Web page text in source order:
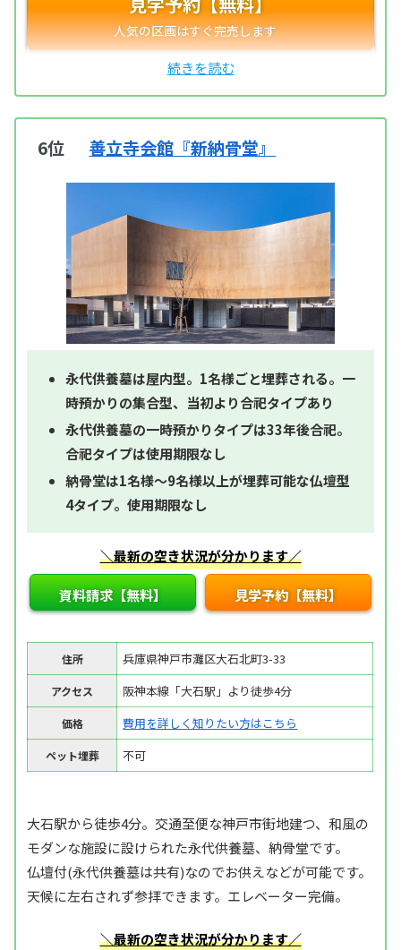
6位 善立寺会館『新納骨堂』
永代供養墓は屋内型。1名様ごと埋葬される。一
時預かりの集合型、当初より合祀タイプあり
永代供養墓の一時預かりタイプは33年後合祀。
合祀タイプは使用期限なし
納骨堂は1名様～9名様以上が埋葬可能な仏壇型
4タイプ。使用期限なし
＼最新の空き状況が分かります／
資料請求【無料】 見学予約【無料】
住所 兵庫県神戸市灘区大石北町3-33
アクセス 阪神本線「大石駅」より徒歩4分
価格 費用を詳しく知りたい方はこちら
ペット埋葬 不可
大石駅から徒歩4分。交通至便な神戸市街地建つ、和風の
モダンな施設に設けられた永代供養墓、納骨堂です。
仏壇付(永代供養墓は共有)なのでお供えなどが可能です。
天候に左右されず参拝できます。エレベーター完備。
＼最新の空き状況が分かります／